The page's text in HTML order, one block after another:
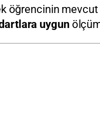
öğrencinin
uygun